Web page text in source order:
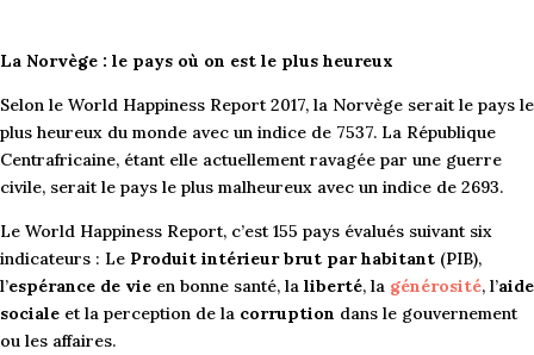
La Norvège : le pays où on est le plus heureux
Selon le World Happiness Report 2017, la Norvège serait le pays le
plus heureux du monde avec un indice de 7537. La République
Centrafricaine, étant elle actuellement ravagée par une guerre
civile, serait le pays le plus malheureux avec un indice de 2693.
Le World Happiness Report, c’est 155 pays évalués suivant six
indicateurs : Le Produit intérieur brut par habitant (PIB),
l’espérance de vie en bonne santé, la liberté, la générosité, l’aide
sociale et la perception de la corruption dans le gouvernement
ou les affaires.